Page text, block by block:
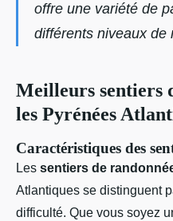
offre une variété de
différents niveaux de
Meilleurs sentiers
les Pyrénées
Caractéristiques des
Les sentiers de
Atlantiques se distinguent
difficulté. Que vous soyez